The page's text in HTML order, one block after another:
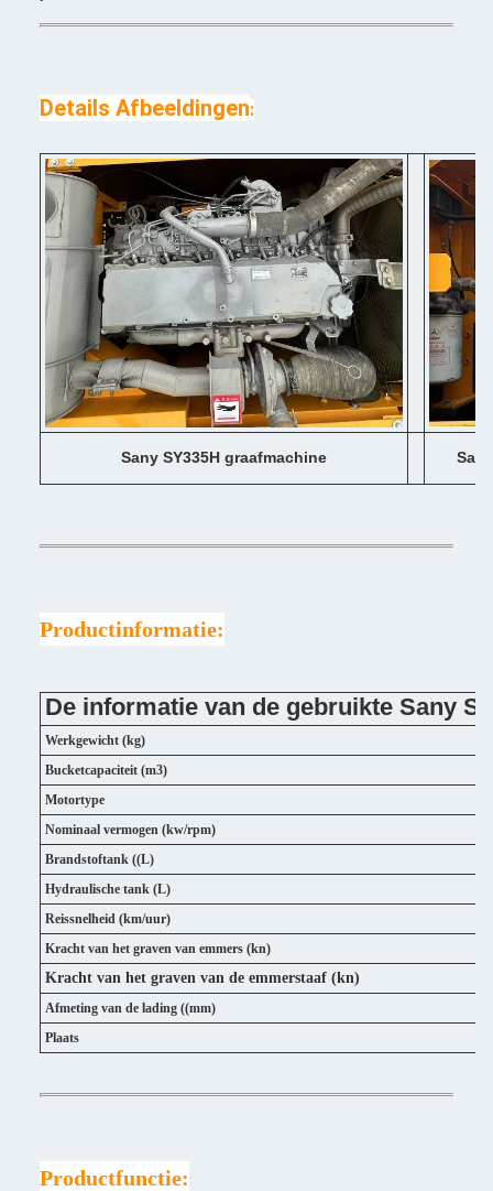
Details Afbeeldingen:
Sany SY335H graafmachine
Productinformatie:
De informatie van de gebruikte Sany
Werkgewicht (kg)
Bucketcapaciteit (m3)
Motortype
Nominaal vermogen (kw/rpm)
Brandstoftank ((L)
Hydraulische tank (L)
Reissnelheid (km/uur)
Kracht van het graven van emmers (kn)
Kracht van het graven van de emmerstaaf (kn)
Afmeting van de lading ((mm)
Plaats
Productfunctie: